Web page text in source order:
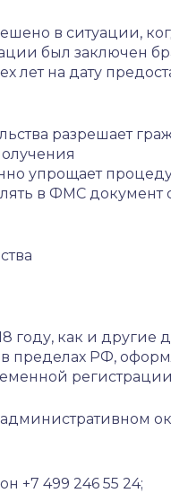
в ситуации,
был заключен
лет на дату
разрешает
упрощает
в ФМС документ
году, как и другие
пределах РФ,
+7 499 246 55 24;